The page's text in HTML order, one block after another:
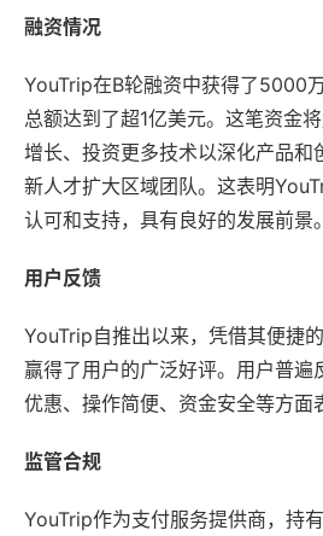
融资情况
YouTrip在B轮融资中获得了5000
总额达到了超1亿美元。这笔资金
增长、投资更多技术以深化产品和
新人才扩大区域团队。这表明
认可和支持，具有良好的发展前景。
用户反馈
YouTrip自推出以来，凭借其便捷
赢得了用户的广泛好评。用户普遍
优惠、操作简便、资金安全等方面
监管合规
YouTrip作为支付服务提供商，持